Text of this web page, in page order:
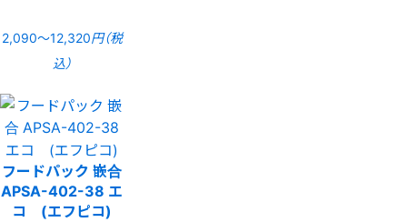
2,090〜12,320円（税
込）
フードパック 嵌合
APSA-402-38 エ
コ (エフピコ)